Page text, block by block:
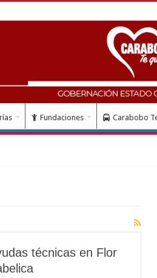
Fundaciones Carabobo
técnicas en Flor